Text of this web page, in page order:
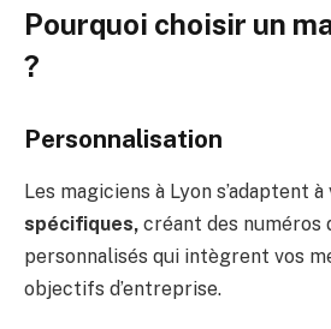
Pourquoi choisir un
?
Personnalisation
Les magiciens à Lyon s’adaptent à
spécifiques, créant des numéros
personnalisés qui intègrent vos
objectifs d’entreprise.